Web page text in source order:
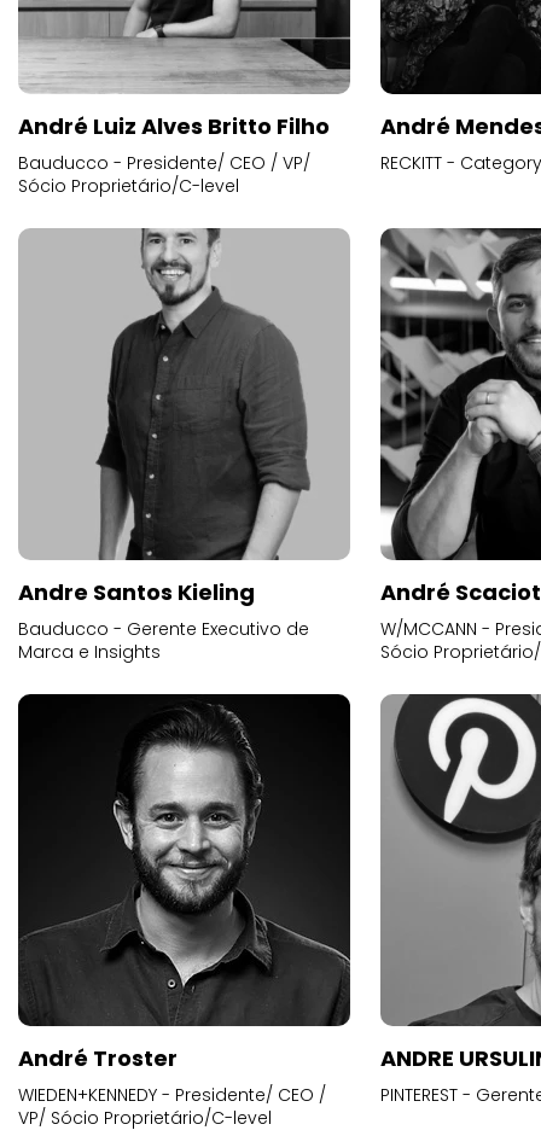
André Luiz Alves Britto Filho
Bauducco - Presidente/ CEO / VP/
Sócio Proprietário/C-level
André
RECKITT -
Andre Santos Kieling
Bauducco - Gerente Executivo de
Marca e Insights
André
W/MCCANN -
Sócio
André Troster
WIEDEN+KENNEDY - Presidente/ CEO /
VP/ Sócio Proprietário/C-level
ANDRE
PINTEREST -